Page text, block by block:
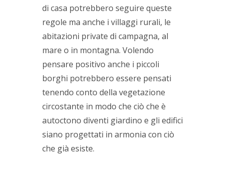
di casa potrebbero seguire queste
regole ma anche i villaggi rurali, le
abitazioni private di campagna, al
mare o in montagna. Volendo
pensare positivo anche i piccoli
borghi potrebbero essere pensati
tenendo conto della vegetazione
circostante in modo che ciò che è
autoctono diventi giardino e gli edifici
siano progettati in armonia con ciò
che già esiste.